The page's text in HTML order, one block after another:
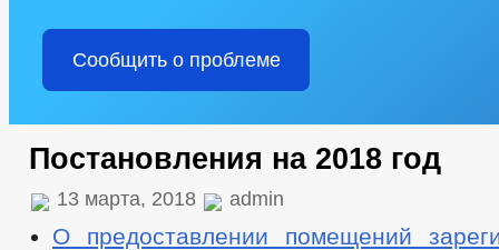
Сообщить о проблеме
Постановления на 2018 год
13 марта, 2018 admin
О предоставлении помещений